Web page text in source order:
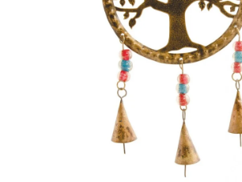
RÝŽE, QUINOA, ČOČKA
CUKROVINKY, SLADKOSTI, POMAZÁNKY
NEALKO NÁPOJE A LIMONÁDY